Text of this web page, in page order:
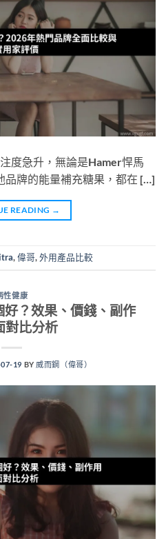
度急升，無論是Hamer悍馬
品牌的能量補充糖果，都在 […]
READING →
,偉哥,外用產品比較
性健康
好？效果、價錢、副作
對比分析
19 BY 威而鋼（偉哥）